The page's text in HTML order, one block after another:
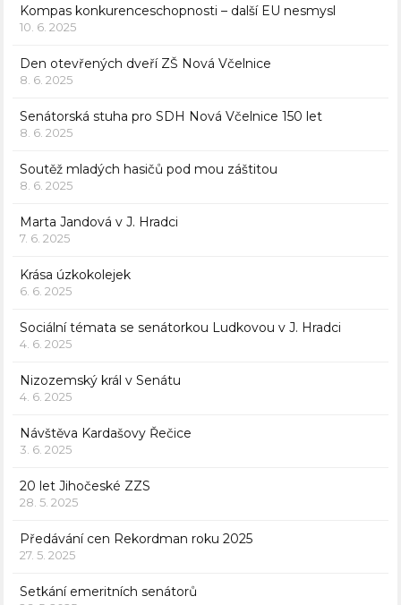
Kompas konkurenceschopnosti – další EU nesmysl
10. 6. 2025
Den otevřených dveří ZŠ Nová Včelnice
8. 6. 2025
Senátorská stuha pro SDH Nová Včelnice 150 let
8. 6. 2025
Soutěž mladých hasičů pod mou záštitou
8. 6. 2025
Marta Jandová v J. Hradci
7. 6. 2025
Krása úzkokolejek
6. 6. 2025
Sociální témata se senátorkou Ludkovou v J. Hradci
4. 6. 2025
Nizozemský král v Senátu
4. 6. 2025
Návštěva Kardašovy Řečice
3. 6. 2025
20 let Jihočeské ZZS
28. 5. 2025
Předávání cen Rekordman roku 2025
27. 5. 2025
Setkání emeritních senátorů